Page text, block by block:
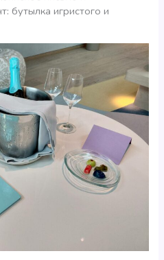
бутылка игристого и